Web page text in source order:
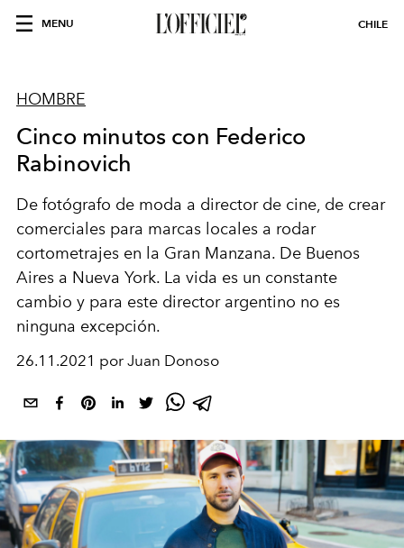
MENU CHILE
HOMBRE
Cinco minutos con Federico
Rabinovich
De fotógrafo de moda a director de cine, de crear
comerciales para marcas locales a rodar
cortometrajes en la Gran Manzana. De Buenos
Aires a Nueva York. La vida es un constante
cambio y para este director argentino no es
ninguna excepción.
26.11.2021 por Juan Donoso